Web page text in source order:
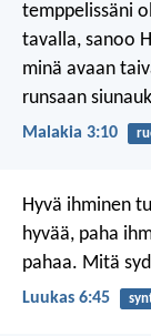
temppelissäni
tavalla, sanoo
minä avaan
runsaan
Malakia 3:10
Hyvä ihminen
hyvää, paha
pahaa. Mitä
Luukas 6:45